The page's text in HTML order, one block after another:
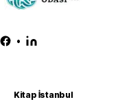
•
Kitap İstanbul